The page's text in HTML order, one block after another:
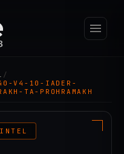
/
V4-10-IADER-
TA-PROHRAMAKH